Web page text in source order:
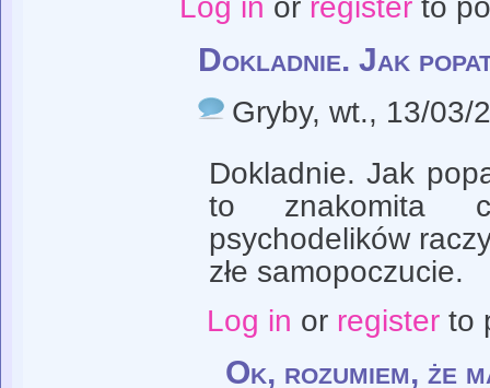
Log in or registerto
Dokladnie. Jak
Gryby, wt., 13/03/
Dokladnie. Jak
to znakomita
psychodelików
złe samopoczucie.
Log in or registerto
Ok, rozumiem, że